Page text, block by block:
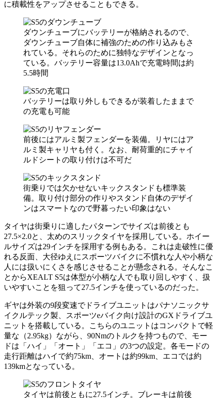
に積載性をアップさせることもできる。
ダウンチューブにバッテリーが格納されるので、
ダウンチューブ自体に補強のための作り込みもさ
れている。それらのために独特なデザインとなっ
ている。バッテリー容量は13.0Ahで充電時間は約
5.5時間
バッテリーは取り外しもできるが装着したままで
の充電も可能
前後にはアルミ製フェンダーを装備。リヤにはア
ルミ製キャリヤも付く。なお、耐荷重的にチャイ
ルドシートの取り付けは不可だ
街乗りでは欠かせないキックスタンドも標準装
備。取り付け部分の作りやスタンド自体のデザイ
ンはスマートなので野暮ったい印象はない
タイヤは街乗りに適したパターンでサイズは前後とも
27.5×2.0と、太めのスリックタイヤを採用している。ホイー
ルサイズは29インチを採用する例もある。これは走破性に優
れる反面、大径ゆえにスポーツバイクに不慣れな人や小柄な
人には扱いにくさを感じさせることが懸念される。そんなこ
とからXEALT S5は体型が小柄な人でも取り回しやすく、扱
いやすいことを狙って27.5インチを使っているのだった。
ギヤは外装の9段変速でドライブユニットはパナソニックサ
イクルテック製、スポーツeバイク向け設計のGXドライブユ
ニットを搭載している。こちらのユニットはコンパクトで軽
量な（2.95kg）ながら、90Nmのトルクを持つもので、モー
ドは「ハイ」「オート」「エコ」の3つの設定。各モードの
走行距離はハイで約75km、オートは約99km、エコでは約
139kmとなっている。
タイヤは前後ともに27.5インチ。ブレーキは前後